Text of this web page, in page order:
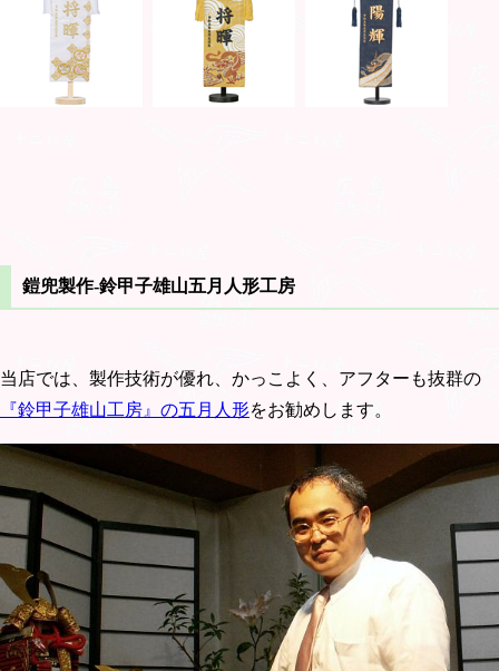
鎧兜製作-鈴甲子雄山五月人形工房
当店では、製作技術が優れ、かっこよく、アフターも抜群の
『鈴甲子雄山工房』の五月人形をお勧めします。